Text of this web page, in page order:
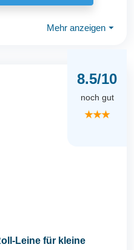
Mehr anzeigen ⏷
8.5/10
noch gut
★★★
Leine für kleine